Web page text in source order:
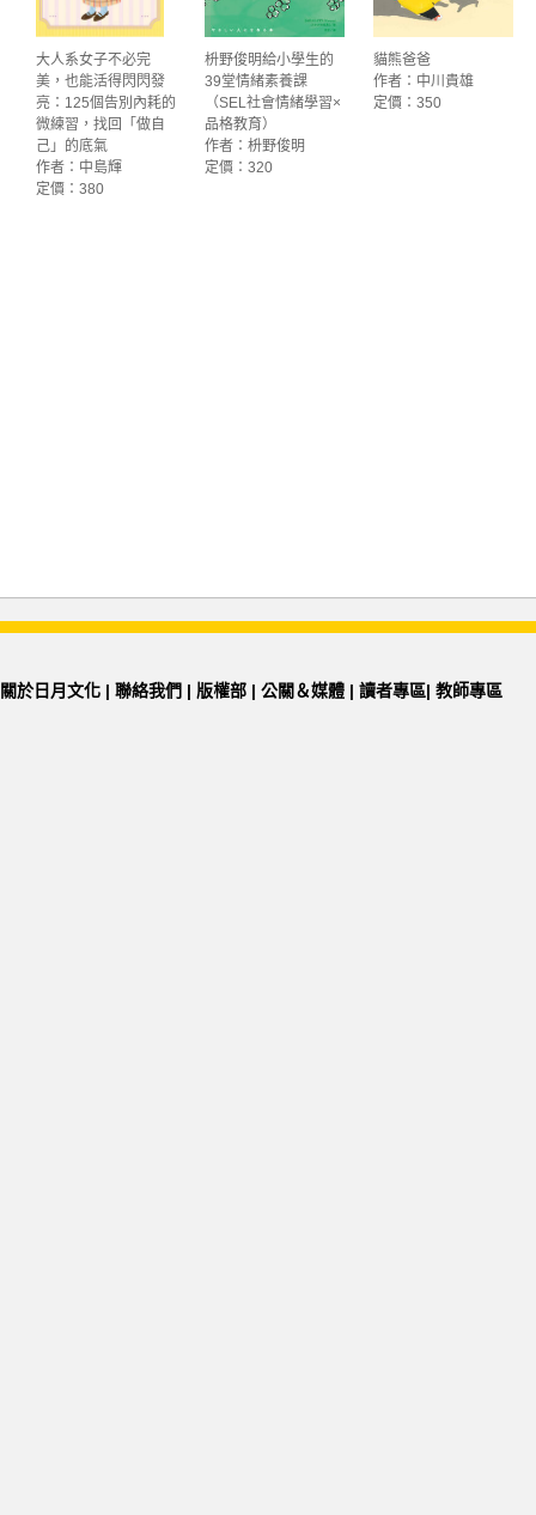
大人系女子不必完
美，也能活得閃閃發
亮：125個告別內耗的
微練習，找回「做自
己」的底氣
作者：中島輝
定價：380
枡野俊明給小學生的
39堂情緒素養課
（SEL社會情緒學習×
品格教育）
作者：枡野俊明
定價：320
貓熊爸爸
作者：中川貴雄
定價：350
關於日月文化 | 聯絡我們 | 版權部 | 公關＆媒體 | 讀者專區| 教師專區